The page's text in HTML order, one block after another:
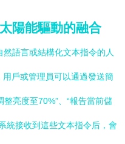
陽能驅動的融合
語言或結構化文本指令的人
戶或管理員可以通過發送簡
整亮度至70%”、“報告當前儲
統接收到這些文本指令后，會